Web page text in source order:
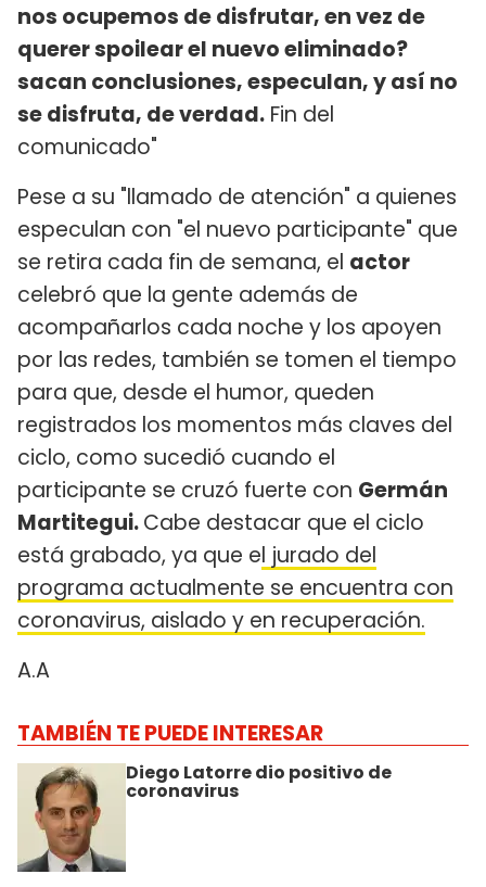
nos ocupemos de disfrutar, en vez de
querer spoilear el nuevo eliminado?
sacan conclusiones, especulan, y así no
se disfruta, de verdad. Fin del
comunicado"
Pese a su "llamado de atención" a quienes
especulan con "el nuevo participante" que
se retira cada fin de semana, el actor
celebró que la gente además de
acompañarlos cada noche y los apoyen
por las redes, también se tomen el tiempo
para que, desde el humor, queden
registrados los momentos más claves del
ciclo, como sucedió cuando el
participante se cruzó fuerte con Germán
Martitegui.Cabe destacar que el ciclo
está grabado, ya que el jurado del
programa actualmente se encuentra con
coronavirus, aislado y en recuperación.
A.A
TAMBIÉN TE PUEDE INTERESAR
Diego Latorre dio positivo de
coronavirus